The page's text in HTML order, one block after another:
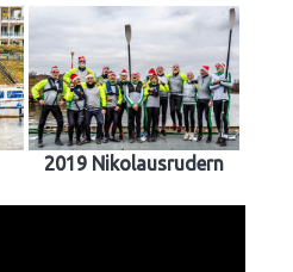
2019 Nikolausrudern